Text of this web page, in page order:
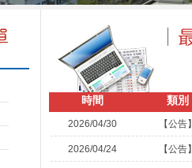
時間 類別
2026/04/30 【公告
2026/04/24 【公告